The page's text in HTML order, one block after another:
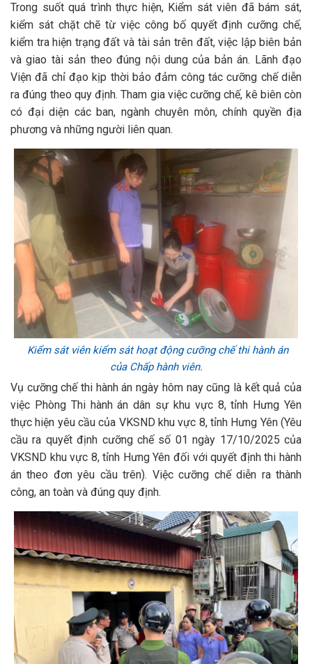
Trong suốt quá trình thực hiện, Kiểm sát viên đã bám sát,
kiểm sát chặt chẽ từ việc công bố quyết định cưỡng chế,
kiểm tra hiện trạng đất và tài sản trên đất, việc lập biên bản
và giao tài sản theo đúng nội dung của bản án. Lãnh đạo
Viện đã chỉ đạo kịp thời bảo đảm công tác cưỡng chế diễn
ra đúng theo quy định. Tham gia việc cưỡng chế, kê biên còn
có đại diện các ban, ngành chuyên môn, chính quyền địa
phương và những người liên quan.
Kiểm sát viên kiểm sát hoạt động cưỡng chế thi hành án
của Chấp hành viên.
Vụ cưỡng chế thi hành án ngày hôm nay cũng là kết quả của
việc Phòng Thi hành án dân sự khu vực 8, tỉnh Hưng Yên
thực hiện yêu cầu của VKSND khu vực 8, tỉnh Hưng Yên (Yêu
cầu ra quyết định cưỡng chế số 01 ngày 17/10/2025 của
VKSND khu vực 8, tỉnh Hưng Yên đối với quyết định thi hành
án theo đơn yêu cầu trên). Việc cưỡng chế diễn ra thành
công, an toàn và đúng quy định.